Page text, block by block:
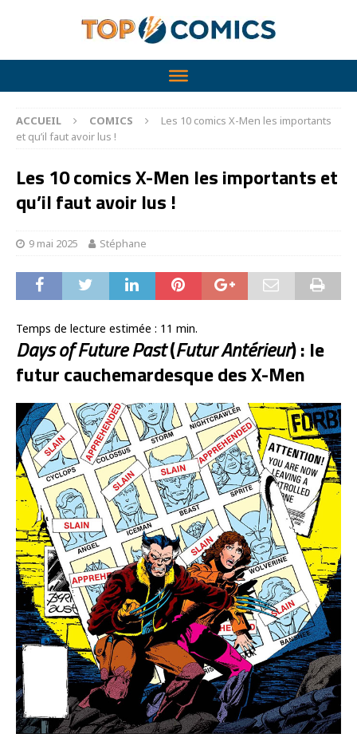
ACCUEIL COMICS
Les 10 comics X-Men les importants
et qu’il faut avoir lus !
Les 10 comics X-Men les importants et
qu’il faut avoir lus !
9 mai 2025 Stéphane
Temps de lecture estimée : 11 min.
Days of Future Past(Futur Antérieur) : le
futur cauchemardesque des X-Men